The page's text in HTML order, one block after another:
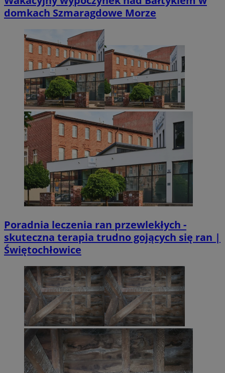
domkach Szmaragdowe Morze
Poradnia leczenia ran przewlekłych -
skuteczna terapia trudno gojących się ran |
Świętochłowice